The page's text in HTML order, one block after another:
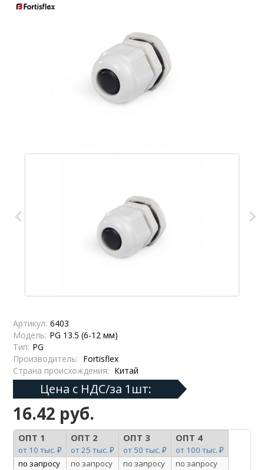
Артикул: 6403
Модель: PG 13.5 (6-12 мм)
Тип: PG
Производитель: Fortisflex
Страна происхождения: Китай
Цена с НДС/за 1шт:
16.42 руб.
ОПТ 1
от 10 тыс. ₽
ОПТ 2
от 25 тыс. ₽
ОПТ 3
от 50 тыс. ₽
ОПТ 4
от 100 тыс. ₽
по запросу
по запросу по запросу по запросу